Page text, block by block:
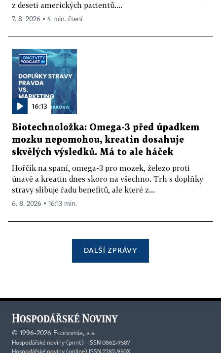
z deseti amerických pacientů....
7. 8. 2026 ▪ 4 min. čtení
16:13
Biotechnoložka: Omega-3 před úpadkem
mozku nepomohou, kreatin dosahuje
skvělých výsledků. Má to ale háček
Hořčík na spaní, omega-3 pro mozek, železo proti
únavě a kreatin dnes skoro na všechno. Trh s doplňky
stravy slibuje řadu benefitů, ale které z...
6. 8. 2026 ▪ 16:13 min.
DALŠÍ ZPRÁVY
© 1996-2026 Economia, a.s.
Hospodářské noviny (print) ISSN 0862-9587